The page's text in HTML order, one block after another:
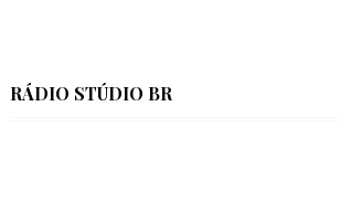
RÁDIO STÚDIO BR